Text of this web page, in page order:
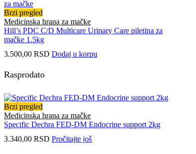
Brzi pregled
Medicinska hrana za mačke
Hill’s PDC C/D Multicare Urinary Care piletina za
mačke 1.5kg
3.500,00 RSD Dodaj u korpu
Rasprodato
Brzi pregled
Medicinska hrana za mačke
Specific Dechra FED-DM Endocrine support 2kg
3.340,00 RSD Pročitajte još